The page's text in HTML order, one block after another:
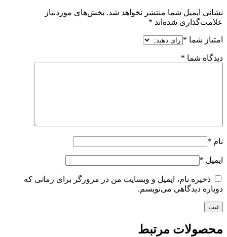
نشانی ایمیل شما منتشر نخواهد شد. بخش‌های موردنیاز
علامت‌گذاری شده‌اند *
امتیاز شما *
دیدگاه شما *
نام *
ایمیل *
ذخیره نام، ایمیل و وبسایت من در مرورگر برای زمانی که
دوباره دیدگاهی می‌نویسم.
محصولات مرتبط